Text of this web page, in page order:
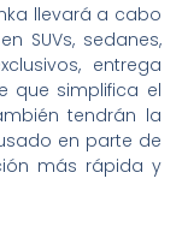
llevará a cabo
SUVs, sedanes,
entrega
que simplifica el
tendrán la
en parte de
más rápida y